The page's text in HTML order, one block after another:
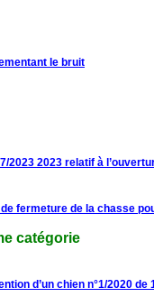
le bruit
2023 2023 relatif à
fermeture de la chasse
catégorie
d’un chien n°1/2020 de